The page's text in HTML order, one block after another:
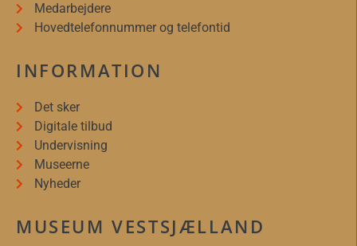
Medarbejdere
Hovedtelefonnummer og telefontid
INFORMATION
Det sker
Digitale tilbud
Undervisning
Museerne
Nyheder
MUSEUM VESTSJÆLLAND